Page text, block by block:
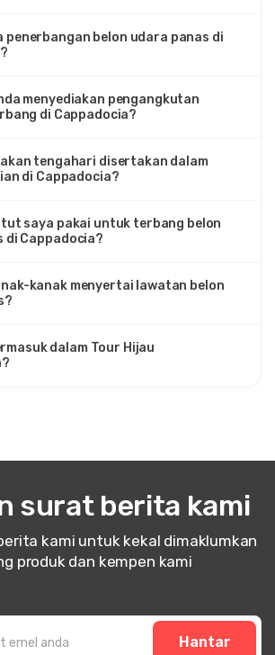
penerbangan belon udara panas di
menyediakan pengangkutan
di Cappadocia?
tengahari disertakan dalam
di Cappadocia?
saya pakai untuk terbang belon
di Cappadocia?
kanak menyertai lawatan belon
dalam Tour Hijau
surat berita kami
kami untuk kekal dimaklumkan
produk dan kempen kami
Hantar